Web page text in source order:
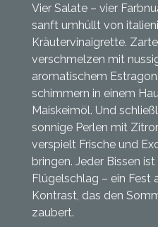
Vier Salate – vier
sanft umhüllt von
Kräutervinaigrette.
verschmelzen mit
aromatischem
schimmern in einem
Maiskeimöl. Und
sonnige Perlen mit
verspielt Frische und
bringen. Jeder Bissen
Flügelschlag – ein Fest
Kontrast, das den
zaubert.